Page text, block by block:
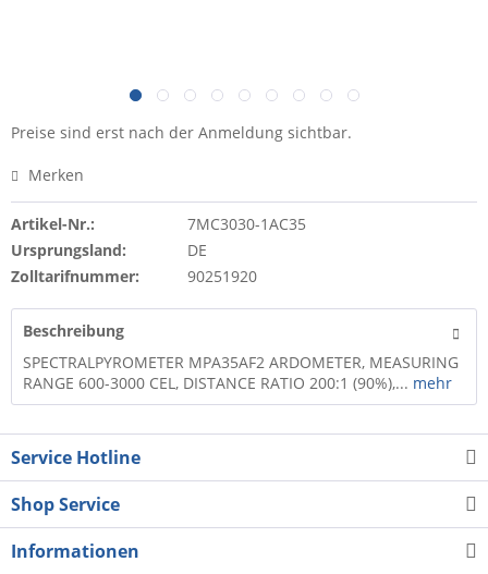
Preise sind erst nach der Anmeldung sichtbar.
Merken
Artikel-Nr.:
7MC3030-1AC35
Ursprungsland:
DE
Zolltarifnummer:
90251920
Beschreibung
SPECTRALPYROMETER MPA35AF2 ARDOMETER, MEASURING
RANGE 600-3000 CEL, DISTANCE RATIO 200:1 (90%),... mehr
Service Hotline
Shop Service
Informationen